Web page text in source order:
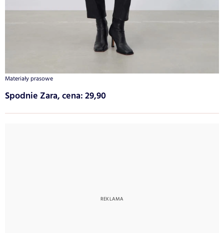
Materiały prasowe
Spodnie Zara, cena: 29,90